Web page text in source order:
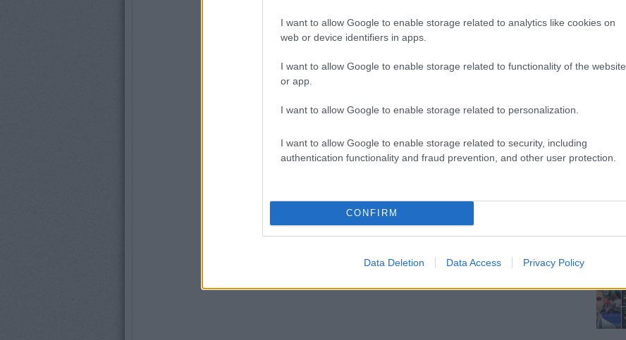
I want to allow Google to enable storage related to analytics like cookies on
web or device identifiers in apps.
I want to allow Google to enable storage related to functionality of the website
or app.
I want to allow Google to enable storage related to personalization.
I want to allow Google to enable storage related to security, including
authentication functionality and fraud prevention, and other user protection.
CONFIRM
Data Deletion Data Access Privacy Policy